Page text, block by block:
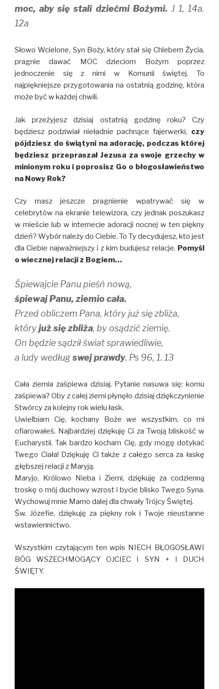
moc, aby się stali dziećmi Bożymi. J 1, 14a.
12a
Słowo Wcielone, Syn Boży, który stał się Chlebem Życia,
pragnie dawać MOC dzieciom Bożym poprzez
jednoczenie się z nimi w Komunii świętej. To
najpiękniejsze przygotowania na ostatnią godzinę, która
może być w każdej chwili.
Jak przeżyjesz dzisiaj ostatnią godzinę roku? Czy
będziesz podziwiał nieładnie pachnące fajerwerki, czy
pójdziesz do świątyni na adorację, podczas której
będziesz przepraszał Jezusa za swoje grzechy w
minionym roku i poprosisz Go o błogosławieństwo
na Nowy Rok?
Czy masz jeszcze pragnienie wpatrywać się w
celebrytów na ekranie telewizora, czy jednak poszukasz
w mieście lub w internecie adoracji nocnej w ten piękny
dzień? Wybór należy do Ciebie. To Ty decydujesz, kto jest
dla Ciebie najważniejszy i z kim budujesz relacje. Pomyśl
o wiecznej relacji z Bogiem…
Śpiewajcie Panu pieśń nową,
śpiewaj Panu, ziemio cała.
Przed obliczem Pana, który już się zbliża,
któryjuż się zbliża, by osądzić ziemię.
On będzie sądził świat sprawiedliwie,
a ludy wedługswej prawdy. Ps 96, 1. 13
Cała ziemia zaśpiewa dzisiaj. Pytanie nasuwa się: komu
zaśpiewa? Oby z całej ziemi płynęło dzisiaj dziękczynienie
Stwórcy za kolejny rok wielu łask.
Uwielbiam Cię, kochany Boże we wszystkim, co mi
ofiarowałeś. Najbardziej dziękuję Ci za Twoją bliskość w
Eucharystii. Tak bardzo kocham Cię, gdy mogę dotykać
Twego Ciała! Dziękuję Ci także z całego serca za łaskę
głębszej relacji z Maryją.
Maryjo, Królowo Nieba i Ziemi, dziękuję za codzienną
troskę o mój duchowy wzrost i bycie blisko Twego Syna.
Wychowuj mnie Mamo dalej dla chwały Trójcy Świętej.
Św. Józefie, dziękuję za piękny rok i Twoje nieustanne
wstawiennictwo.
Wszystkim czytającym ten wpis NIECH BŁOGOSŁAWI
BÓG WSZECHMOGĄCY OJCIEC I SYN + I DUCH
ŚWIĘTY.